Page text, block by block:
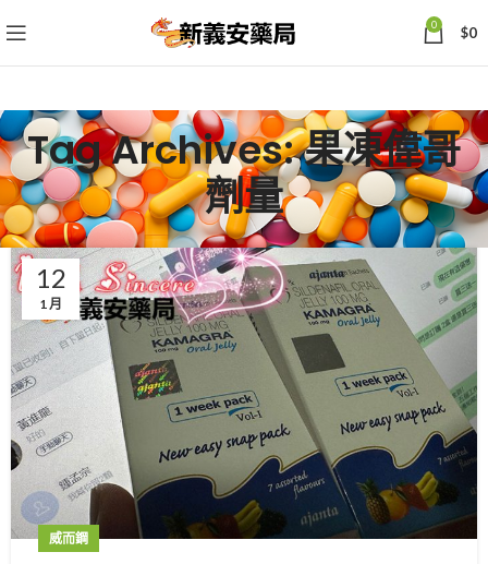
0 $0
Tag Archives: 果凍偉哥
劑量
12
1 月
威而鋼